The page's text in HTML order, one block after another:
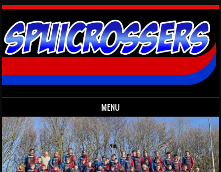
MENU
Skip to content